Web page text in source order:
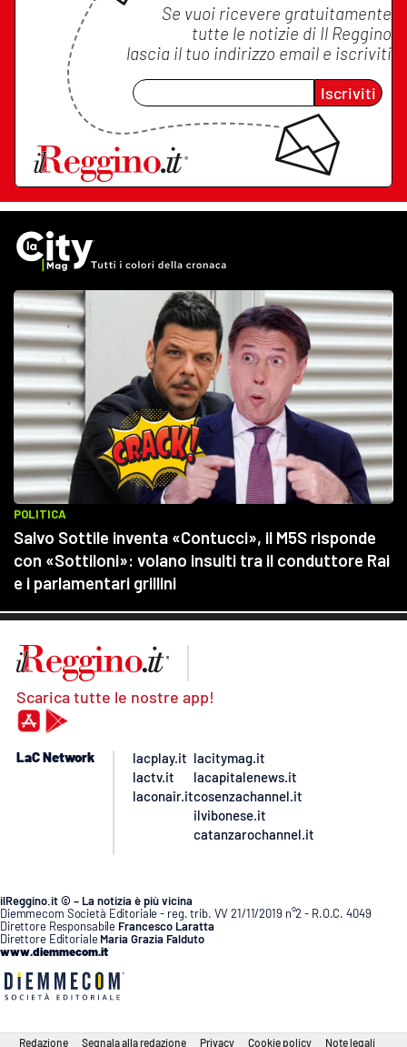
Se vuoi ricevere gratuitamente
tutte le notizie di Il Reggino
lascia il tuo indirizzo email e iscriviti
Iscriviti
Scarica tutte le nostre app!
LaC Network
lacplay.it
lactv.it
laconair.it
lacitymag.it
lacapitalenews.it
cosenzachannel.it
ilvibonese.it
catanzarochannel.it
ilReggino.it © – La notizia è più vicina
Diemmecom Società Editoriale - reg. trib. VV 21/11/2019 n°2 - R.O.C. 4049
Direttore Responsabile Francesco Laratta
Direttore Editoriale Maria Grazia Falduto
www.diemmecom.it
Redazione Segnala alla redazione Privacy Cookie policy Note legali